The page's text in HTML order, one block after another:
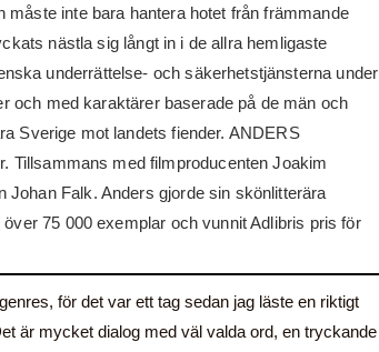
måste inte bara hantera hotet från främmande
nästla sig långt in i de allra hemligaste
underrättelse- och säkerhetstjänsterna under
och med karaktärer baserade på de män och
Sverige mot landets fiender. ANDERS
Tillsammans med filmproducenten Joakim
Falk. Anders gjorde sin skönlitterära
75 000 exemplar och vunnit Adlibris pris för
för det var ett tag sedan jag läste en riktigt
är mycket dialog med väl valda ord, en tryckande